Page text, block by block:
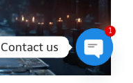
Contact us
Open
1